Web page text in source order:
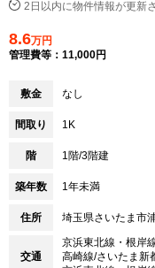
2日以内に物件情報が更新
8.6万円
管理費等：11,000円
敷金 なし
間取り 1K
階 1階/3階建
築年数 1年未満
住所 埼玉県さいたま市
交通
京浜東北線・根岸
高崎線/さいたま新